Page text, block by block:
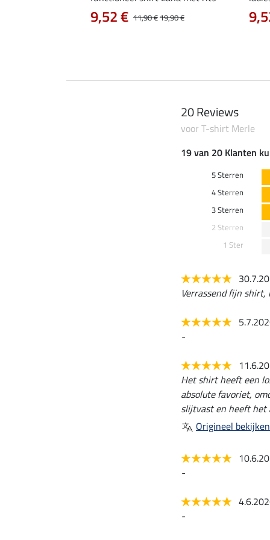
11,90 €19,90 €
9,52 €
20 Reviews
voor T-shirt Merle
19 van 20 Klanten
5 Sterren
4 Sterren
3 Sterren
2 Sterren
1 Ster
Verrassend fijn shirt,
-
Het shirt heeft een
absolute favoriet,
slijtvast en heeft het
Origineel bekijken
-
-